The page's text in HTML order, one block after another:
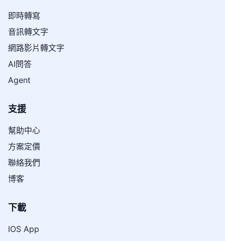
即時轉寫
音訊轉文字
網路影片轉文字
AI問答
Agent
支援
幫助中心
方案定價
聯絡我們
博客
下載
IOS App